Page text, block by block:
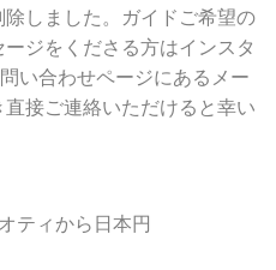
しました。ガイドご希望の
ジをくださる方はインスタ
い合わせページにあるメー
接ご連絡いただけると幸い
ティから日本円